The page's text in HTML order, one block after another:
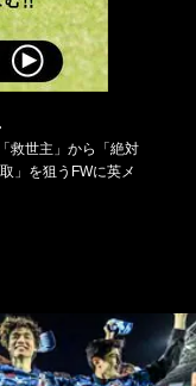
救世主」から「絶対
」を狙うFWに英メ